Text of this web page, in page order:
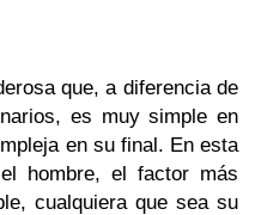
que, a diferencia de
es muy simple en
en su final. En esta
hombre, el factor más
cualquiera que sea su